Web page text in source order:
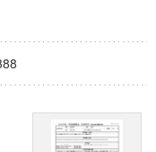
ム「超成熟社会発展のサ